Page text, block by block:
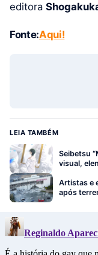
editora
Fonte:Aqui!
LEIA TAMBÉM
Seibetsu
visual,
Artistas e
após